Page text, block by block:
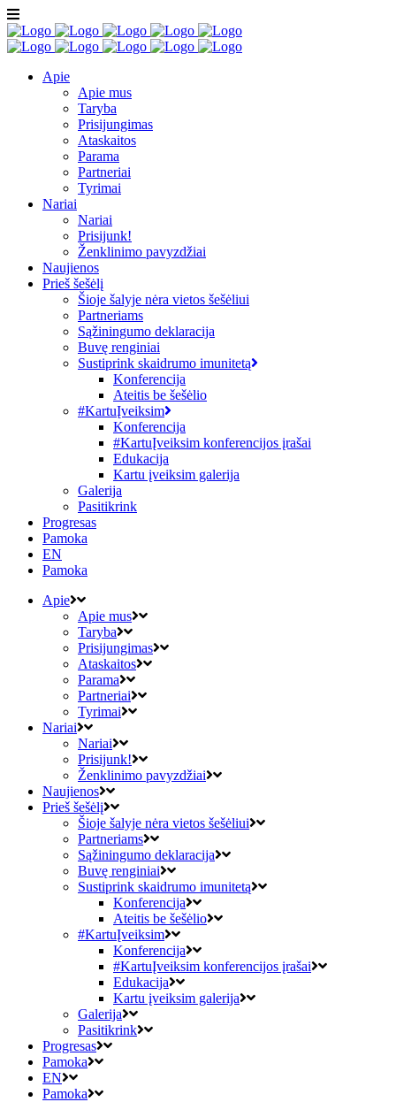
Apie
Apie mus
Taryba
Prisijungimas
Ataskaitos
Parama
Partneriai
Tyrimai
Nariai
Nariai
Prisijunk!
Ženklinimo pavyzdžiai
Naujienos
Prieš šešėlį
Šioje šalyje nėra vietos šešėliui
Partneriams
Sąžiningumo deklaracija
Buvę renginiai
Sustiprink skaidrumo imunitetą
Konferencija
Ateitis be šešėlio
#KartuĮveiksim
Konferencija
#KartuĮveiksim konferencijos įrašai
Edukacija
Kartu įveiksim galerija
Galerija
Pasitikrink
Progresas
Pamoka
EN
Pamoka
Apie
Apie mus
Taryba
Prisijungimas
Ataskaitos
Parama
Partneriai
Tyrimai
Nariai
Nariai
Prisijunk!
Ženklinimo pavyzdžiai
Naujienos
Prieš šešėlį
Šioje šalyje nėra vietos šešėliui
Partneriams
Sąžiningumo deklaracija
Buvę renginiai
Sustiprink skaidrumo imunitetą
Konferencija
Ateitis be šešėlio
#KartuĮveiksim
Konferencija
#KartuĮveiksim konferencijos įrašai
Edukacija
Kartu įveiksim galerija
Galerija
Pasitikrink
Progresas
Pamoka
EN
Pamoka